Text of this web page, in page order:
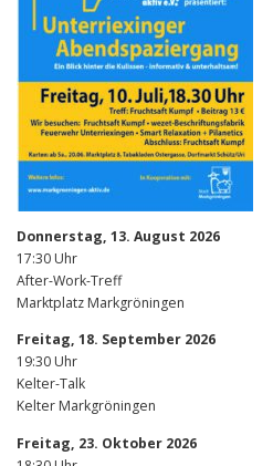
Donnerstag, 13. August 2026
17:30 Uhr
After-Work-Treff
Marktplatz Markgröningen
Freitag, 18. September 2026
19:30 Uhr
Kelter-Talk
Kelter Markgröningen
Freitag, 23. Oktober 2026